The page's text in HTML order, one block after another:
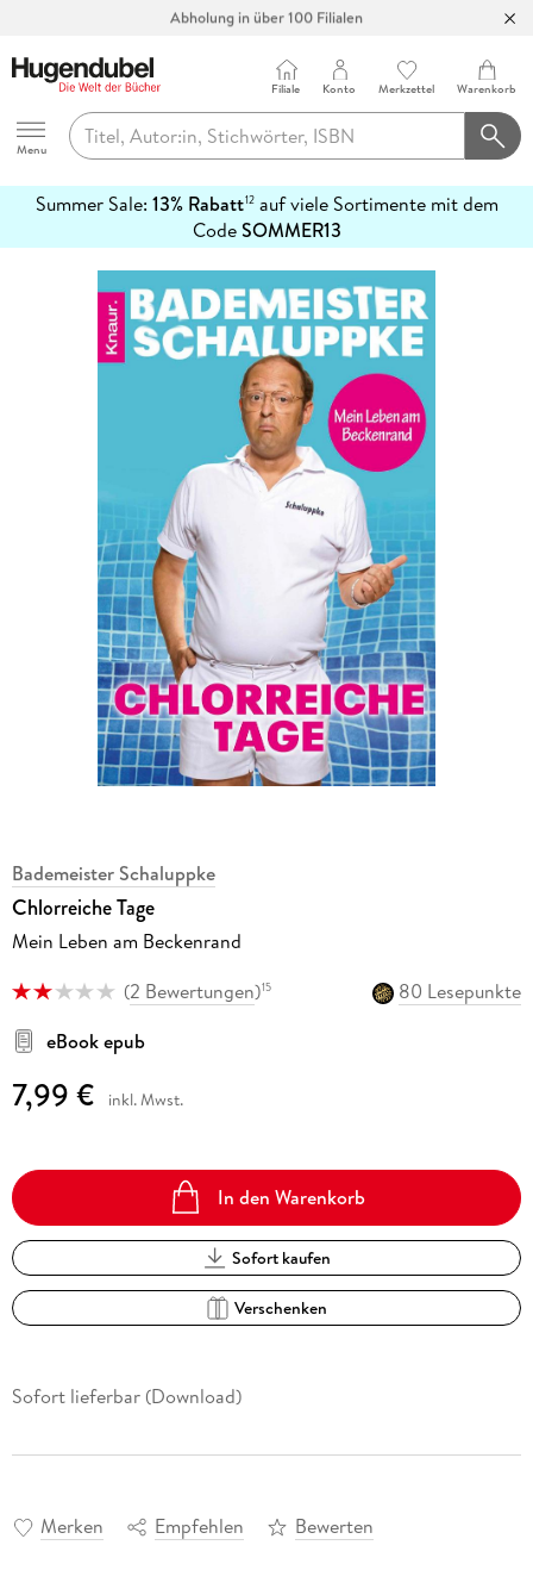
Abholung in über 100 Filialen
Hugendubel
Menu
Filiale Konto Merkzettel Warenkorb
Summer Sale: 13% Rabatt12auf viele Sortimente mit dem
CodeSOMMER13
erfahren
Bademeister Schaluppke
Chlorreiche Tage
Mein Leben am Beckenrand
(2 Bewertungen)15
80 Lesepunkte
eBook epub
7,99 € inkl. Mwst.
In den Warenkorb
Sofort kaufen
Verschenken
Sofort lieferbar (Download)
Merken Empfehlen Bewerten